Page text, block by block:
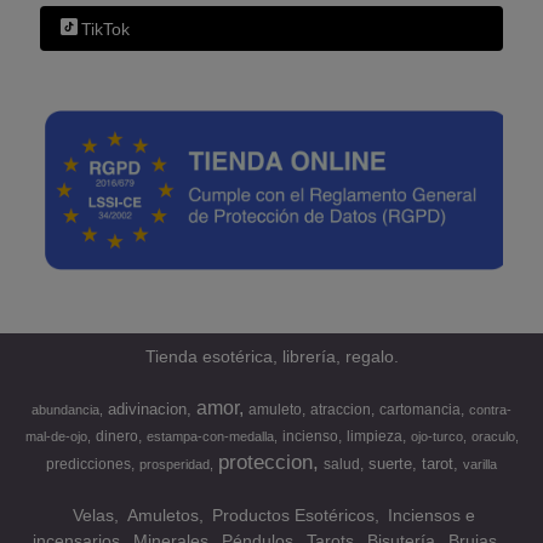
TikTok
Tienda esotérica, librería, regalo.
abundancia adivinacion amor amuleto atraccion cartomancia
contra-
mal-de-ojo
dinero estampa-con-medalla incienso limpieza ojo-turco oraculo
predicciones prosperidad proteccion salud suerte tarot varilla
Velas Amuletos Productos Esotéricos
Inciensos e